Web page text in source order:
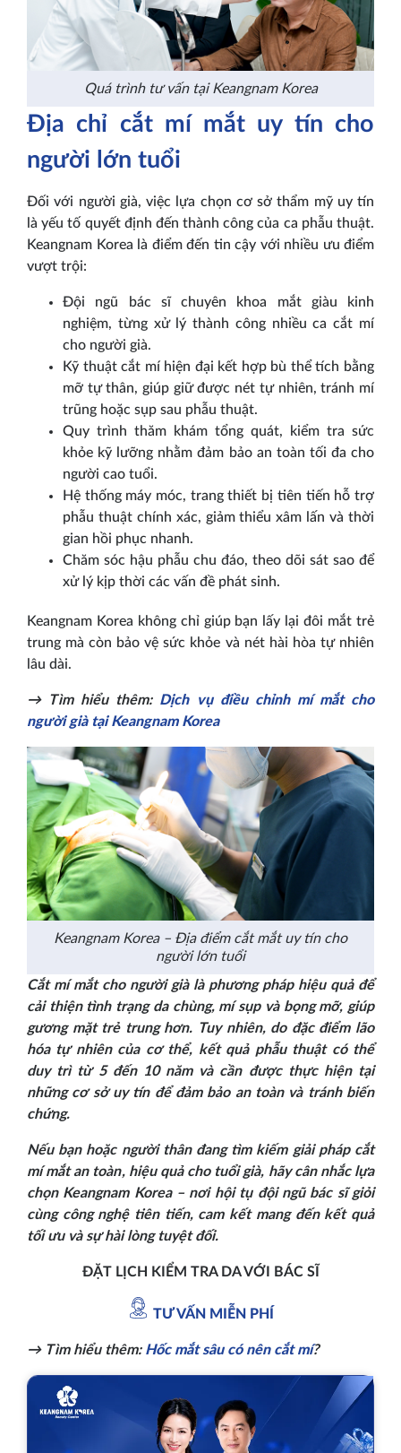
Quá trình tư vấn tại Keangnam Korea
Địa chỉ cắt mí mắt uy tín cho
người lớn tuổi
Đối với người già, việc lựa chọn cơ sở thẩm mỹ uy tín
là yếu tố quyết định đến thành công của ca phẫu thuật.
Keangnam Korea là điểm đến tin cậy với nhiều ưu điểm
vượt trội:
Đội ngũ bác sĩ chuyên khoa mắt giàu kinh
nghiệm, từng xử lý thành công nhiều ca cắt mí
cho người già.
Kỹ thuật cắt mí hiện đại kết hợp bù thể tích bằng
mỡ tự thân, giúp giữ được nét tự nhiên, tránh mí
trũng hoặc sụp sau phẫu thuật.
Quy trình thăm khám tổng quát, kiểm tra sức
khỏe kỹ lưỡng nhằm đảm bảo an toàn tối đa cho
người cao tuổi.
Hệ thống máy móc, trang thiết bị tiên tiến hỗ trợ
phẫu thuật chính xác, giảm thiểu xâm lấn và thời
gian hồi phục nhanh.
Chăm sóc hậu phẫu chu đáo, theo dõi sát sao để
xử lý kịp thời các vấn đề phát sinh.
Keangnam Korea không chỉ giúp bạn lấy lại đôi mắt trẻ
trung mà còn bảo vệ sức khỏe và nét hài hòa tự nhiên
lâu dài.
→ Tìm hiểu thêm: Dịch vụ điều chỉnh mí mắt cho
người già tại Keangnam Korea
Keangnam Korea – Địa điểm cắt mắt uy tín cho
người lớn tuổi
Cắt mí mắt cho người già là phương pháp hiệu quả để
cải thiện tình trạng da chùng, mí sụp và bọng mỡ, giúp
gương mặt trẻ trung hơn. Tuy nhiên, do đặc điểm lão
hóa tự nhiên của cơ thể, kết quả phẫu thuật có thể
duy trì từ 5 đến 10 năm và cần được thực hiện tại
những cơ sở uy tín để đảm bảo an toàn và tránh biến
chứng.
Nếu bạn hoặc người thân đang tìm kiếm giải pháp cắt
mí mắt an toàn, hiệu quả cho tuổi già, hãy cân nhắc lựa
chọn Keangnam Korea – nơi hội tụ đội ngũ bác sĩ giỏi
cùng công nghệ tiên tiến, cam kết mang đến kết quả
tối ưu và sự hài lòng tuyệt đối.
ĐẶT LỊCH KIỂM TRA DA VỚI BÁC SĨ
TƯ VẤN MIỄN PHÍ
→ Tìm hiểu thêm: Hốc mắt sâu có nên cắt mí?